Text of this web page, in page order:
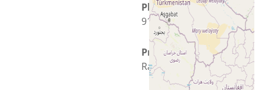
Plaats
91369-53115 Mashhad
Provincie
Razavi Khorasan